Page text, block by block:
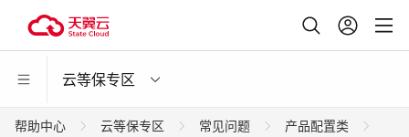
云等保专区
帮助中心 云等保专区 常见问题
产品配置类